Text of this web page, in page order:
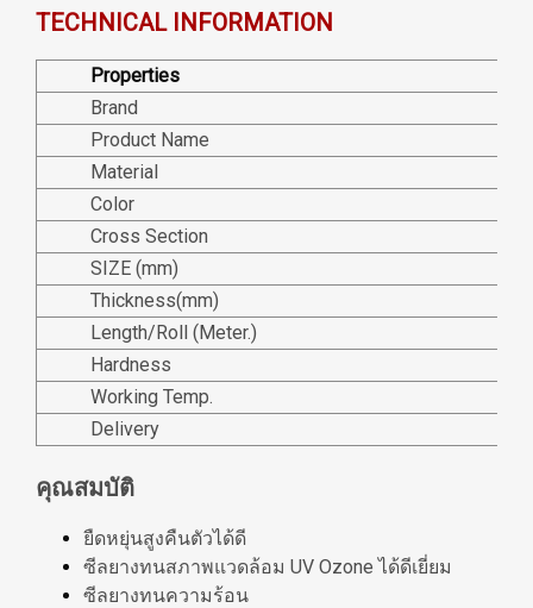
TECHNICAL INFORMATION
Properties
Brand
Product Name
Material
Color
Cross Section
SIZE (mm)
Thickness(mm)
Length/Roll (Meter.)
Hardness
Working Temp.
Delivery
คุณสมบัติ
ยืดหยุ่นสูงคืนตัวได้ดี
ซีลยางทนสภาพแวดล้อม UV Ozone ได้ดีเยี่ยม
ซีลยางทนความร้อน